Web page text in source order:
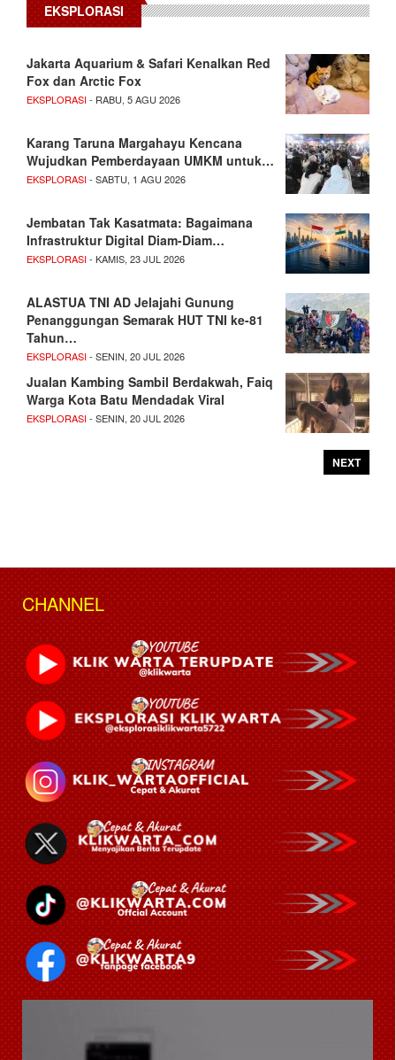
EKSPLORASI
Jakarta Aquarium & Safari Kenalkan Red
Fox dan Arctic Fox
EKSPLORASI- RABU, 5 AGU 2026
Karang Taruna Margahayu Kencana
Wujudkan Pemberdayaan UMKM untuk…
EKSPLORASI- SABTU, 1 AGU 2026
Jembatan Tak Kasatmata: Bagaimana
Infrastruktur Digital Diam-Diam…
EKSPLORASI- KAMIS, 23 JUL 2026
ALASTUA TNI AD Jelajahi Gunung
Penanggungan Semarak HUT TNI ke-81
Tahun…
EKSPLORASI- SENIN, 20 JUL 2026
Jualan Kambing Sambil Berdakwah, Faiq
Warga Kota Batu Mendadak Viral
EKSPLORASI- SENIN, 20 JUL 2026
NEXT
CHANNEL